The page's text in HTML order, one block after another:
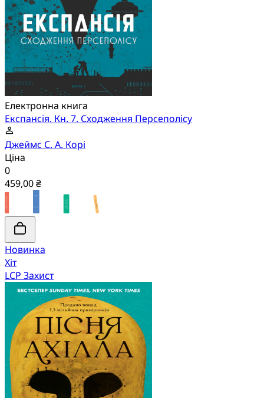
Електронна книга
Експансія. Кн. 7. Сходження Персеполісу
Джеймс С. А. Корі
Ціна
0
459,00 ₴
Новинка
Хіт
LCP Захист